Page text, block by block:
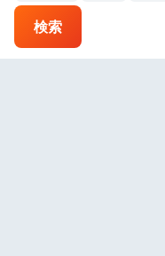
検索